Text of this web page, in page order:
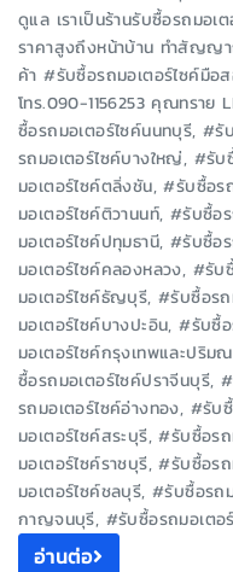
ดูแล เราเป็นร้านรับซื้อรถมอเ
ราคาสูงถึงหน้าบ้าน ทำสัญญา
ค้า #รับซื้อรถมอเตอร์ไซค์มื
โทร.090-1156253 คุณทราย
ซื้อรถมอเตอร์ไซค์นนทบุรี, #
รถมอเตอร์ไซค์บางใหญ่, #รั
มอเตอร์ไซค์ตลิ่งชัน, #รับซื้อร
มอเตอร์ไซค์ติวานนท์, #รับซื้อ
มอเตอร์ไซค์ปทุมธานี, #รับซื้อ
มอเตอร์ไซค์คลองหลวง, #รั
มอเตอร์ไซค์ธัญบุรี, #รับซื้อร
มอเตอร์ไซค์บางปะอิน, #รับ
มอเตอร์ไซค์กรุงเทพและปริ
ซื้อรถมอเตอร์ไซค์ปราจีนบุรี,
รถมอเตอร์ไซค์อ่างทอง, #รับ
มอเตอร์ไซค์สระบุรี, #รับซื้อ
มอเตอร์ไซค์ราชบุรี, #รับซื้อร
มอเตอร์ไซค์ชลบุรี, #รับซื้อรถ
กาญจนบุรี, #รับซื้อรถมอเตอ
อ่านต่อ